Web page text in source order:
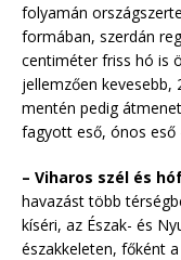
folyamán
formában, szerdán
centiméter friss hó is
jellemzően
mentén pedig
fagyott eső, ónos eső
– Viharos szél és
havazást több
kíséri, az Észak- és
északkeleten, főként